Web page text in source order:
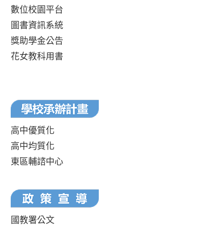
數位校園平台
圖書資訊系統
獎助學金公告
花女教科用書
高中優質化
高中均質化
東區輔諮中心
國教署公文